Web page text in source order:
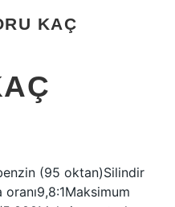
KAÇ
(95 oktan)Silindir
oranı9,8:1Maksimum